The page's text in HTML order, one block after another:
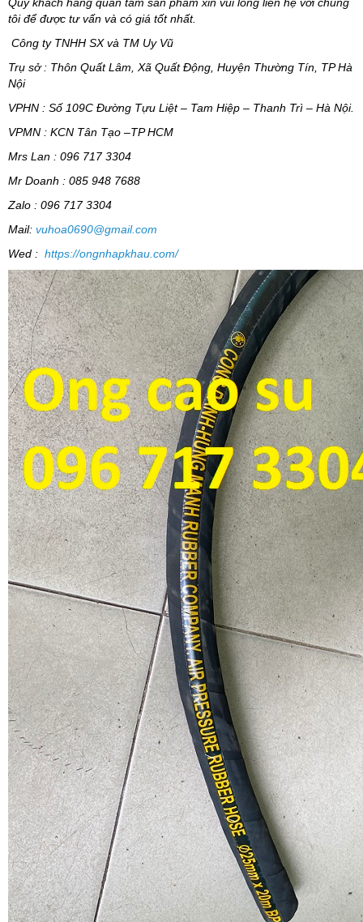
Quý khách hàng quan tâm sản phẩm xin vui lòng liên hệ với chúng
tôi để được tư vấn và có giá tốt nhất.
Công ty TNHH SX và TM Uy Vũ
Trụ sở : Thôn Quất Lâm, Xã Quất Động, Huyện Thường Tín, TP Hà
Nội
VPHN : Số 109C Đường Tựu Liệt – Tam Hiệp – Thanh Trì – Hà Nội.
VPMN : KCN Tân Tạo –TP HCM
Mrs Lan : 096 717 3304
Mr Doanh : 085 948 7688
Zalo : 096 717 3304
Mail: vuhoa0690@gmail.com
Wed : https://ongnhapkhau.com/